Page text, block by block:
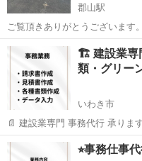
郡山駅
ご覧頂きありがとうございます
郡山市 郡山駅
🏗️ 建設業専
類・グリー
いわき市
📄 建設業専門 事務代行 承ります！ 建設業の事務作業でお困り
りませんか？ 「事務員を雇うほどではない…」 「書類作成に時間を取
られてしまう…」 「本業に集中したい！」 そんな
いわき市 その他
⭐︎事務仕事